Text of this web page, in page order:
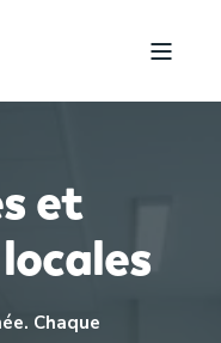
et
Chaque